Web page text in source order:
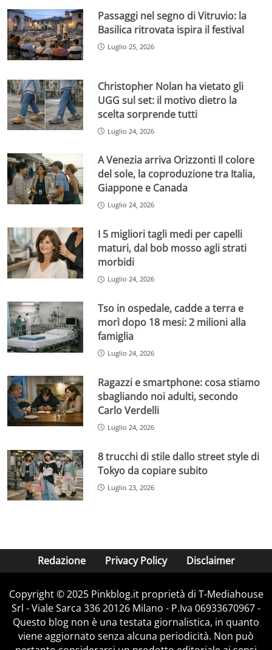
Passaggi nel segno di Vitruvio: la
Basilica ritrovata ispira il festival
Luglio 25, 2026
Christopher Nolan ha vietato gli
UGG sul set: il motivo dietro la
scelta sorprende tutti
Luglio 24, 2026
A Venezia arriva Orizzonti Il colore
del sole, la coproduzione tra Italia,
Giappone e Canada
Luglio 24, 2026
I 5 migliori tagli medi per capelli
maturi, dal bob mosso agli strati
morbidi
Luglio 24, 2026
Tso in ospedale, cadde a terra e
morì dopo 18 mesi: 2 milioni alla
famiglia
Luglio 24, 2026
Ragazzi e smartphone: cosa stiamo
sbagliando noi adulti, secondo
Carlo Verdelli
Luglio 24, 2026
8 trucchi di stile dallo street style di
Tokyo da copiare subito
Luglio 23, 2026
Redazione Privacy Policy Disclaimer
Copyright © 2025 Pinkblog.it proprietà di T-Mediahouse
Srl - Viale Sarca 336 20126 Milano - P.Iva 06933670967 -
Questo blog non è una testata giornalistica, in quanto
viene aggiornato senza alcuna periodicità. Non può